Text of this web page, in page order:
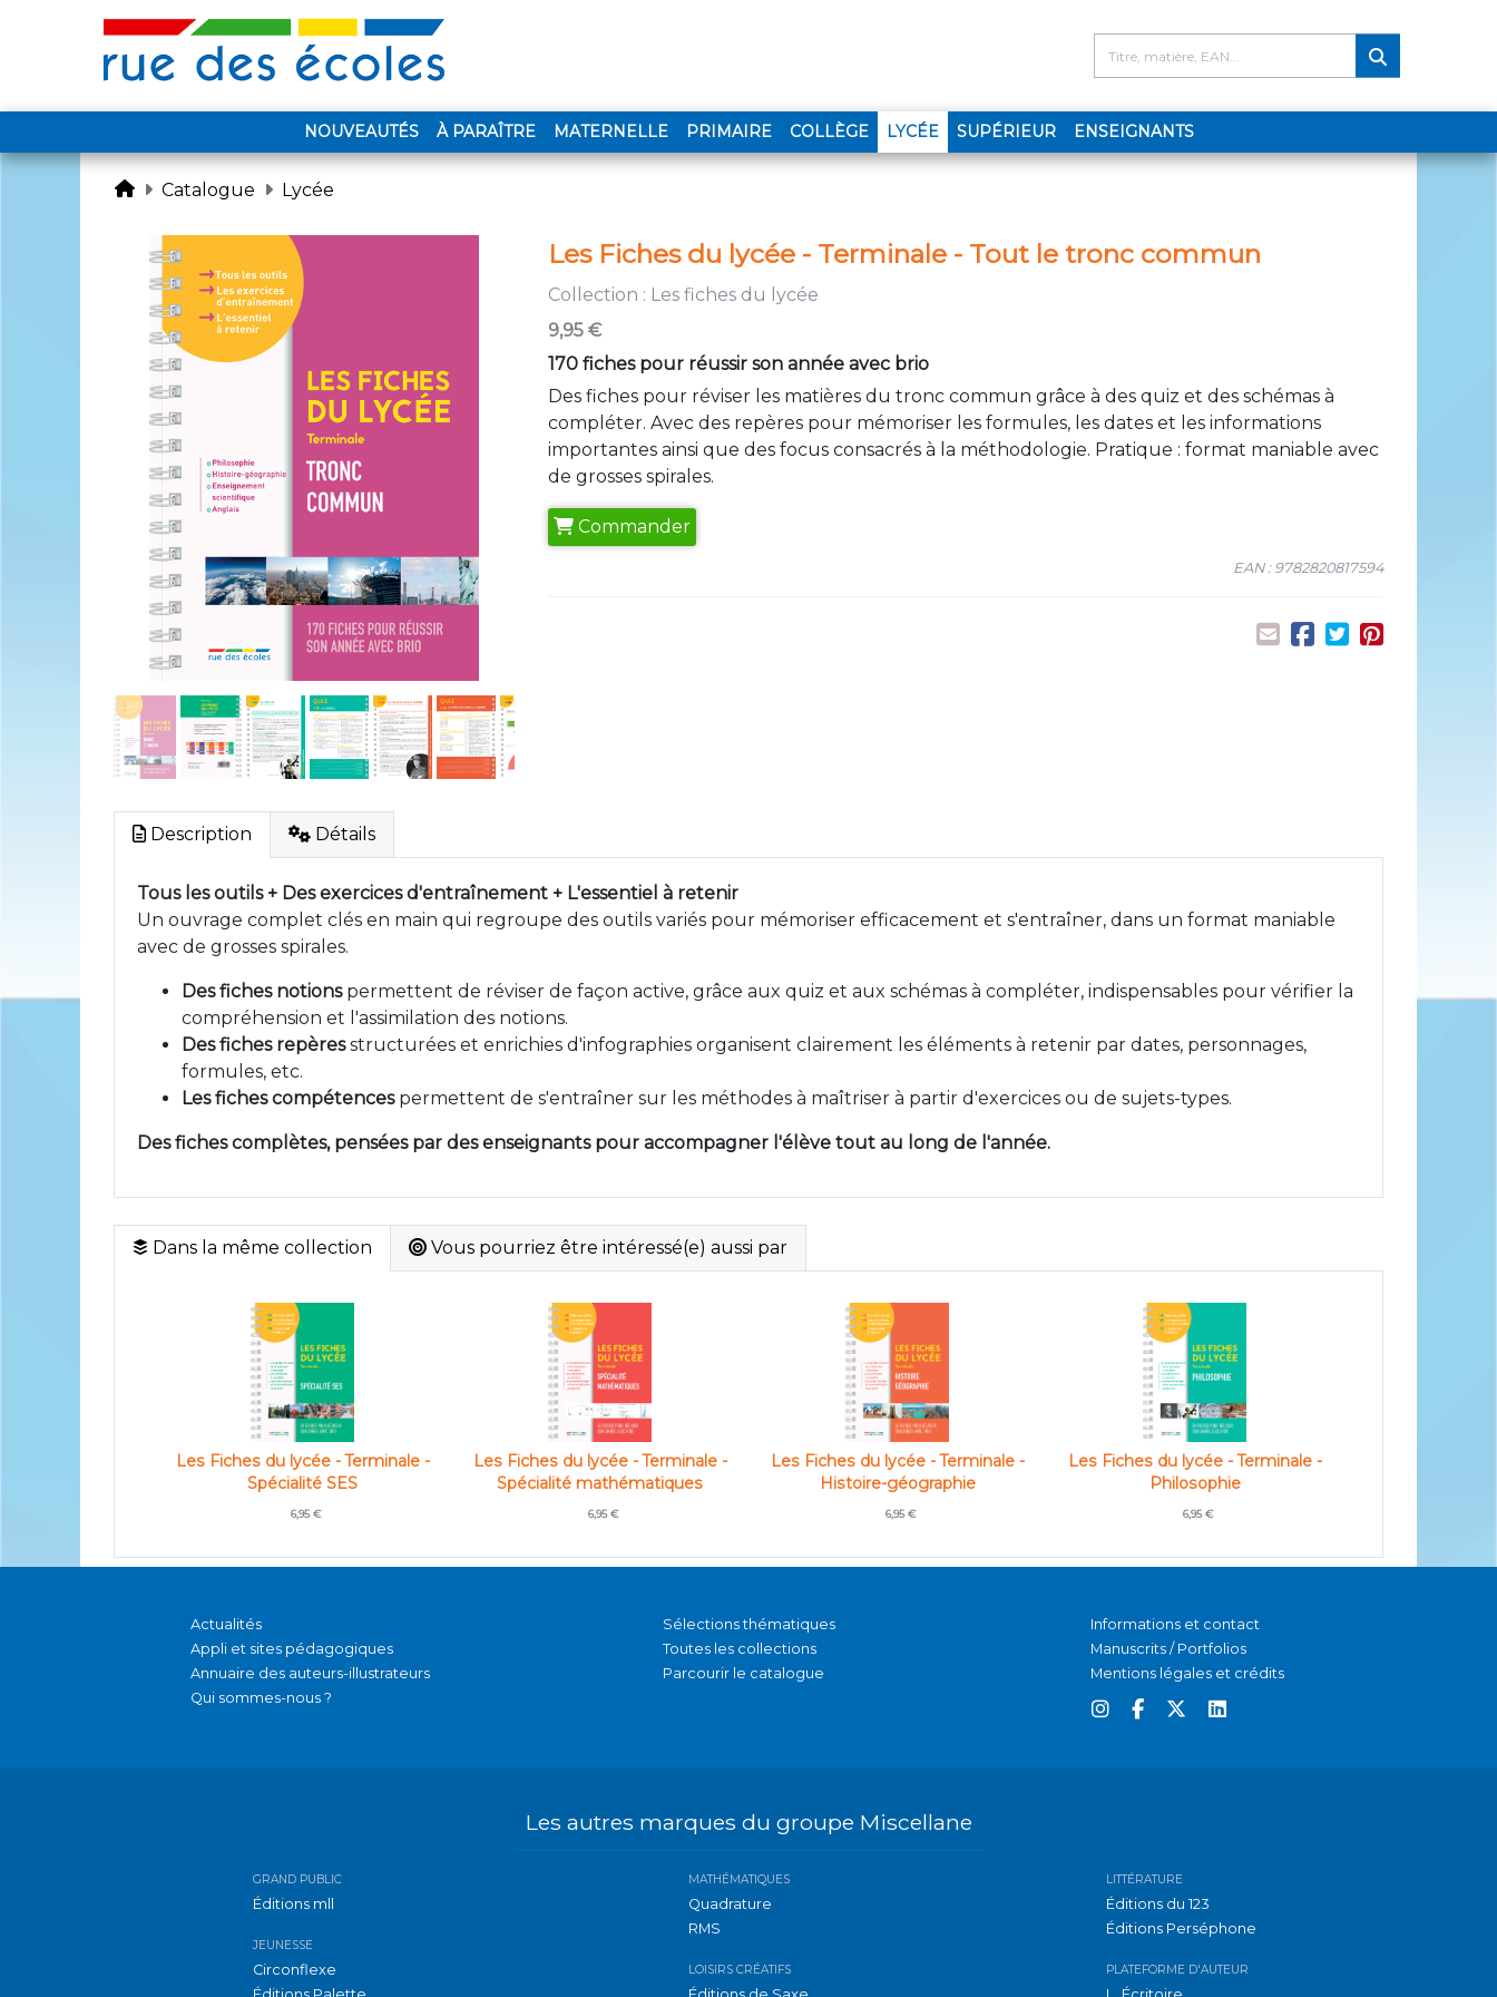
NOUVEAUTÉS À PARAÎTRE MATERNELLE PRIMAIRE COLLÈGE LYCÉE(CURRENT)
SUPÉRIEUR ENSEIGNANTS
Catalogue Lycée
Les Fiches du lycée - Terminale - Tout le tronc commun
Collection : Les fiches du lycée
9,95 €
170 fiches pour réussir son année avec brio
Des fiches pour réviser les matières du tronc commun grâce à des quiz et des schémas à
compléter. Avec des repères pour mémoriser les formules, les dates et les informations
importantes ainsi que des focus consacrés à la méthodologie. Pratique : format maniable avec
de grosses spirales.
Commander
EAN : 9782820817594
Description Détails
Tous les outils + Des exercices d'entraînement + L'essentiel à retenir
Un ouvrage complet clés en main qui regroupe des outils variés pour mémoriser efficacement et s'entraîner, dans un format maniable
avec de grosses spirales.
Des fiches notionspermettent de réviser de façon active, grâce aux quiz et aux schémas à compléter, indispensables pour vérifier la
compréhension et l'assimilation des notions.
Des fiches repèresstructurées et enrichies d'infographies organisent clairement les éléments à retenir par dates, personnages,
formules, etc.
Les fiches compétencespermettent de s'entraîner sur les méthodes à maîtriser à partir d'exercices ou de sujets-types.
Des fiches complètes, pensées par des enseignants pour accompagner l'élève tout au long de l'année.
Dans la même collection Vous pourriez être intéressé(e) aussi par
Les Fiches du lycée - Terminale -
Spécialité SES
6,95 €
Les Fiches du lycée - Terminale -
Spécialité mathématiques
6,95 €
Les Fiches du lycée - Terminale -
Histoire-géographie
6,95 €
Les Fiches du lycée - Terminale -
Philosophie
6,95 €
Actualités
Appli et sites pédagogiques
Annuaire des auteurs-illustrateurs
Qui sommes-nous ?
Sélections thématiques
Toutes les collections
Parcourir le catalogue
Informations et contact
Manuscrits / Portfolios
Mentions légales et crédits
Les autres marques du groupe Miscellane
GRAND PUBLIC
Éditions mll
JEUNESSE
Circonflexe
MATHÉMATIQUES
Quadrature
RMS
LOISIRS CRÉATIFS
LITTÉRATURE
Éditions du 123
Éditions Perséphone
PLATEFORME D'AUTEUR